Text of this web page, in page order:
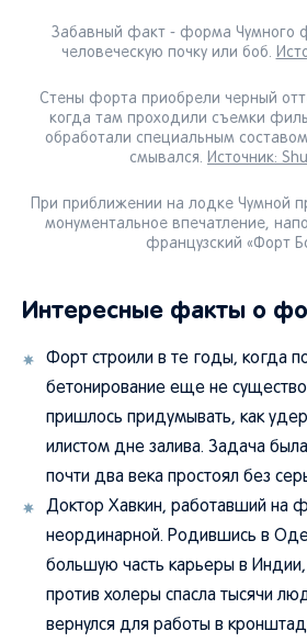
Забавный факт - форма Чумного
человеческую почку или боб.
Стены форта приобрели черный
когда там проходили съемки
обработали специальным
смывался. Источник:
При приближении на лодке Чумной
монументальное впечатление,
французский «Форт
Интересные факты о
Форт строили в те годы, когда
бетонирование еще не
пришлось придумывать, как
илистом дне залива. Задача
почти два века простоял без
Доктор Хавкин, работавший на
неординарной. Родившись в
большую часть карьеры в
против холеры спасла тысячи
вернулся для работы в